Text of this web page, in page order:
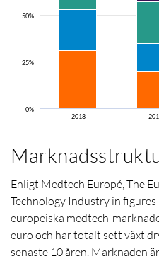
2018
0%
25%
50%
Enligt Medtech Europé, The
Technology Industry in
europeiska medtech-
euro och har totalt sett växt
senaste 10 åren. Marknaden